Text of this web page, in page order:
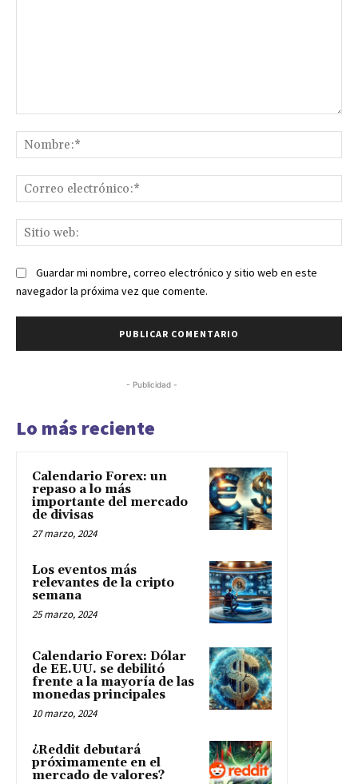
Guardar mi nombre, correo electrónico y sitio web en este
navegador la próxima vez que comente.
- Publicidad -
Lo más reciente
Calendario Forex: un
repaso a lo más
importante del mercado
de divisas
27 marzo, 2024
Los eventos más
relevantes de la cripto
semana
25 marzo, 2024
Calendario Forex: Dólar
de EE.UU. se debilitó
frente a la mayoría de las
monedas principales
10 marzo, 2024
¿Reddit debutará
próximamente en el
mercado de valores?